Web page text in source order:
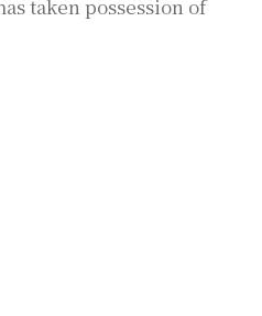
taken possession of